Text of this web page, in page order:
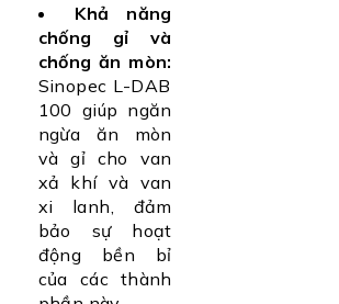
Khả năng
chống gỉ và
chống ăn mòn:
Sinopec L-DAB
100 giúp ngăn
ngừa ăn mòn
và gỉ cho van
xả khí và van
xi lanh, đảm
bảo sự hoạt
động bền bỉ
của các thành